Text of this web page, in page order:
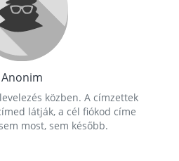
Anonim
közben. A címzettek
látják, a cél fiókod címe
most, sem később.